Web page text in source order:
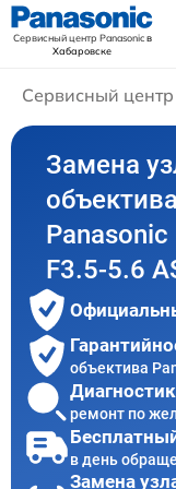
Сервисный центр Panasonicв
Хабаровске
Сервисный
Замена
объектива
F3.5-5.6
объектива
ремонт по
в день
Замена